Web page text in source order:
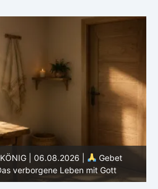
| 05.08.2026 |
Tägliche
mit Christus